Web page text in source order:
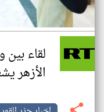
لقاء
الأزهر